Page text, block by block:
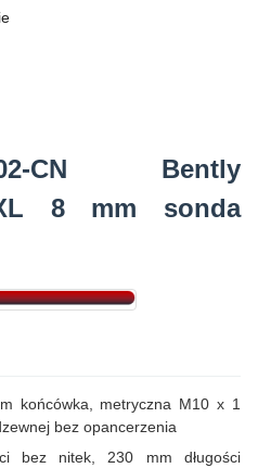
02-CN Bently
8 mm sonda
końcówka, metryczna M10 x 1
bez opancerzenia
bez nitek, 230 mm długości